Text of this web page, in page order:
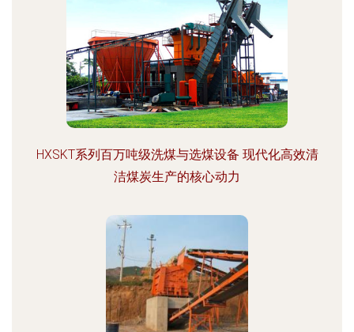
HXSKT系列百万吨级洗煤与选煤设备 现代化高效清
洁煤炭生产的核心动力